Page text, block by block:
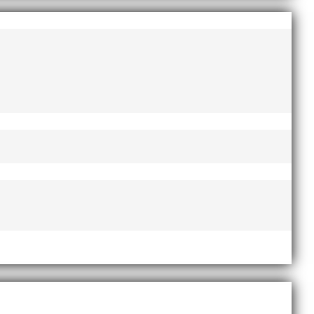
fick ta emot priset ”Årets pulshöjare”,
nyårsafton. Formen är enkel, ett eller två varv